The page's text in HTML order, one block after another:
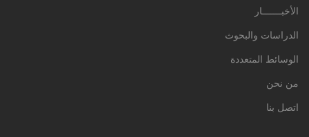
الأخبـــــــار
الدراسات والبحوث
الوسائط المتعددة
من نحن
اتصل بنا